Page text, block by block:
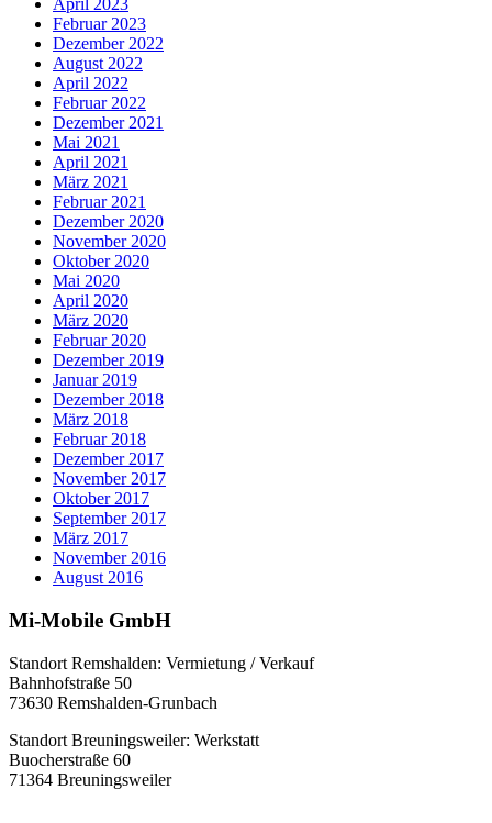
April 2023
Februar 2023
Dezember 2022
August 2022
April 2022
Februar 2022
Dezember 2021
Mai 2021
April 2021
März 2021
Februar 2021
Dezember 2020
November 2020
Oktober 2020
Mai 2020
April 2020
März 2020
Februar 2020
Dezember 2019
Januar 2019
Dezember 2018
März 2018
Februar 2018
Dezember 2017
November 2017
Oktober 2017
September 2017
März 2017
November 2016
August 2016
Mi-Mobile GmbH
Standort Remshalden: Vermietung / Verkauf
Bahnhofstraße 50
73630 Remshalden-Grunbach
Standort Breuningsweiler: Werkstatt
Buocherstraße 60
71364 Breuningsweiler